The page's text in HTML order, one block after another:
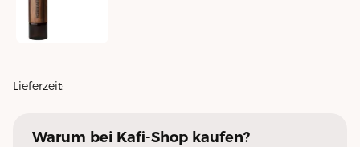
Lieferzeit:
Warum bei Kafi-Shop kaufen?